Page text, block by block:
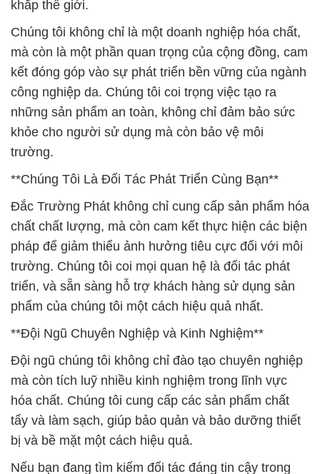
khắp thế giới.
Chúng tôi không chỉ là một doanh nghiệp hóa chất,
mà còn là một phần quan trọng của cộng đồng, cam
kết đóng góp vào sự phát triển bền vững của ngành
công nghiệp da. Chúng tôi coi trọng việc tạo ra
những sản phẩm an toàn, không chỉ đảm bảo sức
khỏe cho người sử dụng mà còn bảo vệ môi
trường.
**Chúng Tôi Là Đối Tác Phát Triển Cùng Bạn**
Đắc Trường Phát không chỉ cung cấp sản phẩm hóa
chất chất lượng, mà còn cam kết thực hiện các biện
pháp để giảm thiểu ảnh hưởng tiêu cực đối với môi
trường. Chúng tôi coi mọi quan hệ là đối tác phát
triển, và sẵn sàng hỗ trợ khách hàng sử dụng sản
phẩm của chúng tôi một cách hiệu quả nhất.
**Đội Ngũ Chuyên Nghiệp và Kinh Nghiệm**
Đội ngũ chúng tôi không chỉ đào tạo chuyên nghiệp
mà còn tích luỹ nhiều kinh nghiệm trong lĩnh vực
hóa chất. Chúng tôi cung cấp các sản phẩm chất
tẩy và làm sạch, giúp bảo quản và bảo dưỡng thiết
bị và bề mặt một cách hiệu quả.
Nếu bạn đang tìm kiếm đối tác đáng tin cậy trong